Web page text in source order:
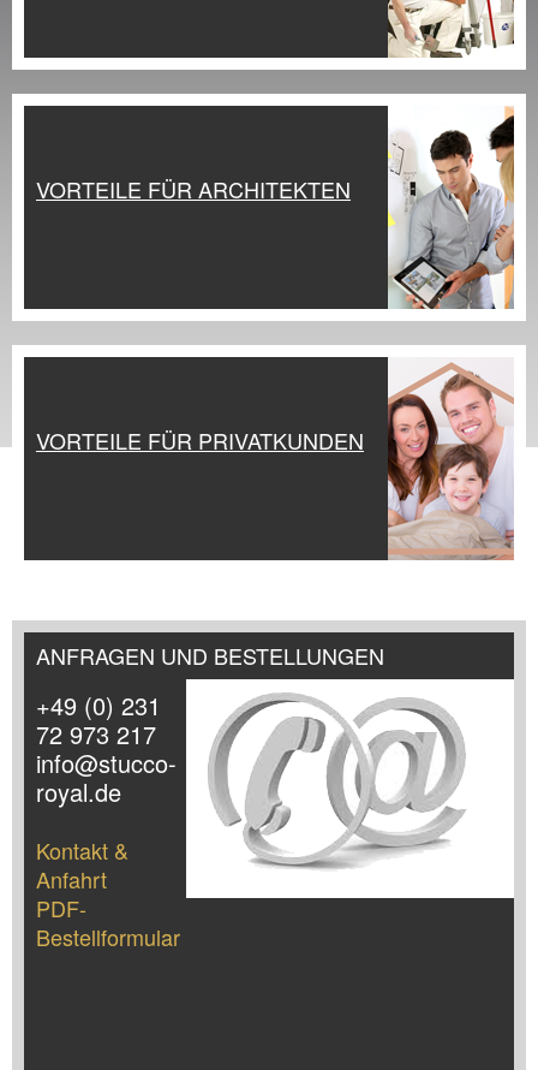
VORTEILE FÜR ARCHITEKTEN
VORTEILE FÜR PRIVATKUNDEN
ANFRAGEN UND BESTELLUNGEN
+49 (0) 231
72 973 217
info@stucco-
royal.de
Kontakt &
Anfahrt
PDF-
Bestellformular